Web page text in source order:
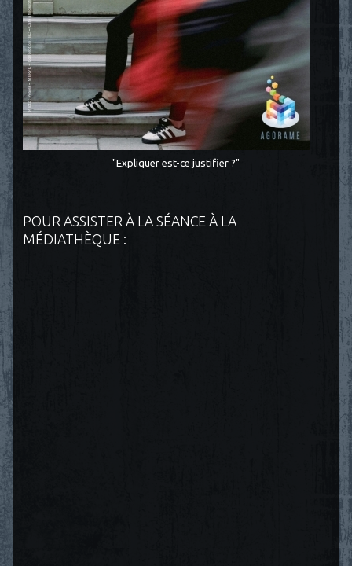
"Expliquer est-ce justifier ?"
POUR ASSISTER À LA SÉANCE À LA
MÉDIATHÈQUE :